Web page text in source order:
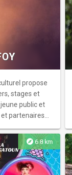
propose
stages et
public et
partenaires
explore 6.8 km